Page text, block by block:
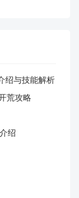
绍与技能解析
荒攻略
绍